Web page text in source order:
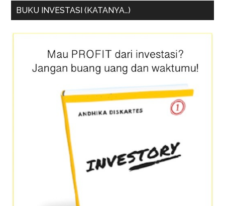
BUKU INVESTASI (KATANYA…)